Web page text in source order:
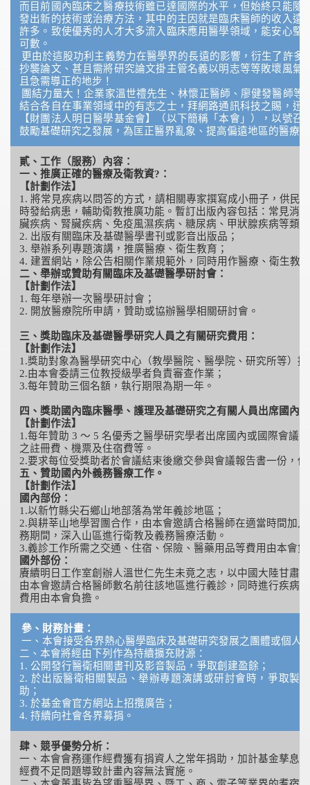
而目前國內臨床之醫療技術雖已達國際的水平，但始終只能隨
發出新的技術或治療方法，其中的主因就是臨床醫師的收入遠
許多。致使優秀的人才大多流入臨床應用醫學領域，能安心堅
可數。
更由於這股功利主義勢力在醫學界的長遠的影響，衍生了許多
抄襲論文、甚且需將研究論文掛主管名義以明志等等敗壞風氣
且急需導正的地步！
團結力量大！企業家溫世禮先生、林懷正醫師、廖健發醫師等
結合各自在事業領域中的有志之士，拜網路通訊科技之賜，迅
【財團法人明日醫學基金會】（以下簡稱「本會」），以號召
鼓勵基礎研究之發展，為匡正醫界亂象、提高偏遠地區的醫療
貳、工作（服務）內容：
一、推廣正確的醫療及衛教資?：
【計劃作法】
1. 將常見疾病以問答的方式，請相關專家撰寫成小冊子，供民
時發給病患，輔助衛教推廣功能。暫訂出版內容包括：常見消
臟疾病、腎臟疾病、免疫風濕疾病、糖尿病、甲狀腺疾病等類
2. 出版有關臨床及基礎醫學書刊或影音出版品；
3. 舉辦系列專題演講，推廣醫療、衛生教育；
4. 建置網站，除公告相關作業規範外，同時用作醫療、衛生教
二、舉辦或贊助有關臨床及基礎醫學研討會：
【計劃作法】
1. 每年舉辦一次醫學研討會；
2. 開放醫療院所申請，贊助或協辦醫學相關研討會。
三、獎助臨床及基礎醫學研究人員之有關研究費用：
【計劃作法】
1.獎助對象為醫學研究中心（教學醫院、醫學院、研究所等）
2.由本會委請三位教授級學者負責審查作業；
3.每年贊助三個名額，執行期限為期一年。
四、獎助國內臨床醫學、護理及基礎研究之有關人員出席國內
【計劃作法】
1.每年贊助 3 ～ 5 名優秀之醫學研究學者出席國內或國際會議
之註冊費、機票及住宿費等。
2.要求每位受獎助者於會議結束後繳交參與會議報告書一份，
五、贊助國內外義務醫療工作。
【計劃作法】
國內部份：
1.以新竹縣尖石鄉山地部落為常年義診地區；
2.與耕莘山地學習團合作，由本會邀請合格醫師在適當時間加
務期間，深入山區進行衛教及義務醫療活動。
3.義診工作所需之交通、住宿、保險、醫藥用品等費用由本會負
國外部份：
賡續明日工作室創辦人溫世仁先生未竟之志，以中國大陸甘肅
由本會邀請合格醫師數名前往該地區進行義診，同時進行疾病
費用由本會負擔。
參、財務計畫：
一、本會接受各界熱心醫學臨床及基礎研究發展之團體或個人
二、本會將經由下列作為持續擴充財源：
1. 公開發行醫衛相關書刊及影音製品，爭取創建盈餘；
2. 於出版醫衛相關製品、舉辦專題演講或研討會時，爭取製
助；
3. 於基金會官方網站上招攬廣告；
4. 持續向社會各界募捐。
肆、競爭優勢分析：
一、本會會務運作經費獲有捐資人之常年捐助，加計基金孳息
經費不足問題導致計畫內容無法實施。